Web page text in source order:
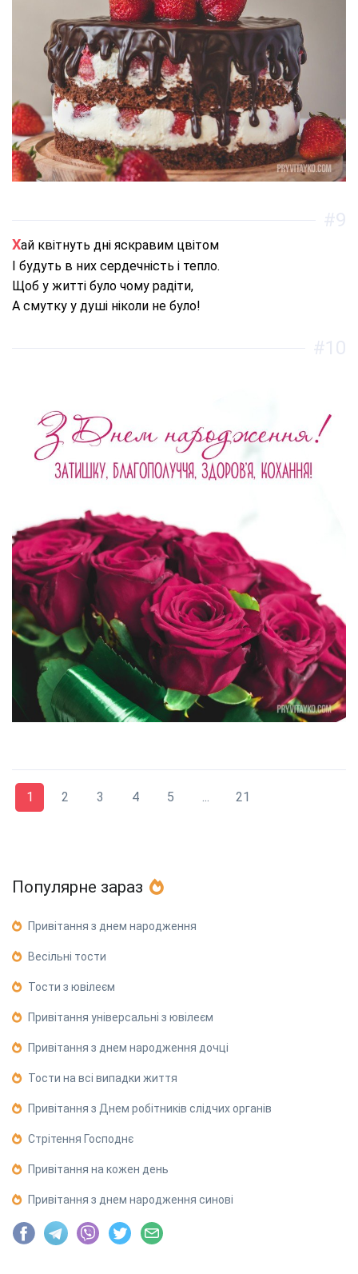
Хай квітнуть дні яскравим цвітом
І будуть в них сердечність і тепло.
Щоб у житті було чому радіти,
А смутку у душі ніколи не було!
#9
#10
1 2 3 4 5 ... 21
Популярне зараз
Привітання з днем народження
Весільні тости
Тости з ювілеєм
Привітання універсальні з ювілеєм
Привітання з днем народження дочці
Тости на всі випадки життя
Привітання з Днем робітників слідчих органів
Стрітення Господнє
Привітання на кожен день
Привітання з днем народження синові